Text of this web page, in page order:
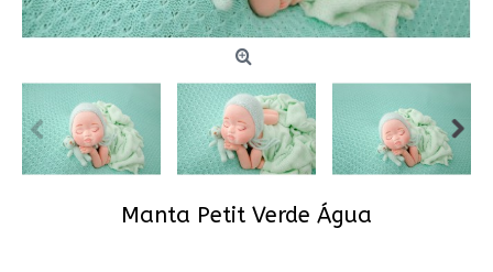
Manta Petit Verde Água